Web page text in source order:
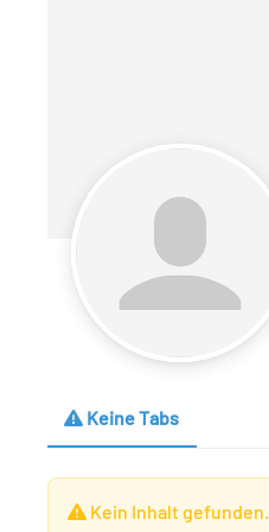
Keine Tabs
Kein Inhalt gefunden.